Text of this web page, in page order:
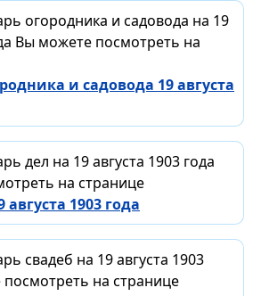
огородника и садовода на 19
Вы можете посмотреть на
и садовода 19 августа
дел на 19 августа 1903 года
на странице
1903 года
свадеб на 19 августа 1903
на странице